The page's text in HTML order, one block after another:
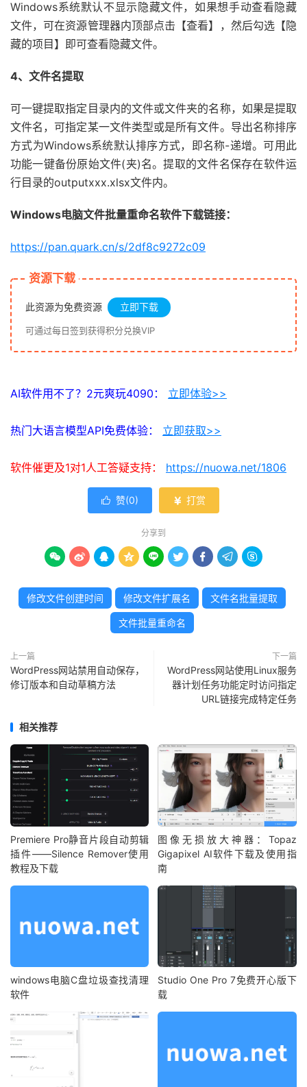
Windows系统默认不显示隐藏文件，如果想手动查看隐藏
文件，可在资源管理器内顶部点击【查看】，然后勾选【隐
藏的项目】即可查看隐藏文件。
4、文件名提取
可一键提取指定目录内的文件或文件夹的名称，如果是提取
文件名，可指定某一文件类型或是所有文件。导出名称排序
方式为Windows系统默认排序方式，即名称-递增。可用此
功能一键备份原始文件(夹)名。提取的文件名保存在软件运
行目录的outputxxx.xlsx文件内。
Windows电脑文件批量重命名软件下载链接：
https://pan.quark.cn/s/2df8c9272c09
资源下载
此资源为免费资源 立即下载
可通过每日签到获得积分兑换VIP
AI软件用不了？2元爽玩4090： 立即体验>>
热门大语言模型API免费体验： 立即获取>>
软件催更及1对1人工答疑支持： https://nuowa.net/1806
 赞(0)  打赏
分享到
        
修改文件创建时间 修改文件扩展名 文件名批量提取
文件批量重命名
上一篇
WordPress网站禁用自动保存，
修订版本和自动草稿方法
下一篇
WordPress网站使用Linux服务
器计划任务功能定时访问指定
URL链接完成特定任务
相关推荐
Premiere Pro静音片段自动剪辑
插件——Silence Remover使用
教程及下载
图像无损放大神器：Topaz
Gigapixel AI软件下载及使用指
南
windows电脑C盘垃圾查找清理
软件
Studio One Pro 7免费开心版下
载